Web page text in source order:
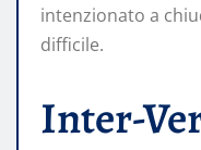
intenzionato a
difficile.
Inter-